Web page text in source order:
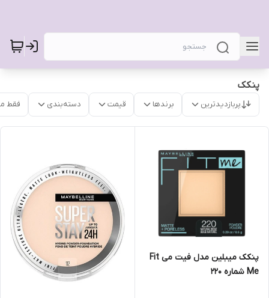
پنکک
پربازدیدترین برندها قیمت دسته‌بندی فقط
پنکک میبلین مدل فیت می Fit
Me شماره 220